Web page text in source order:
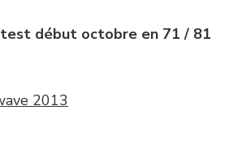
début octobre en 71 / 81
2013